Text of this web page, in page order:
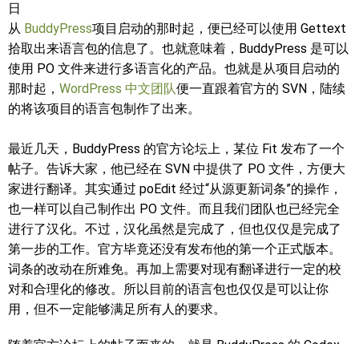
日
从 BuddyPress项目启动的那时起，便已经可以使用 Gettext
拾取出来语言包的信息了。也就意味着，BuddyPress 是可以
使用 PO 文件来进行多语言化的产品。也就是从项目启动的
那时起， WordPress 中文团队便一直跟着官方的 SVN，陆续
的将该项目的语言包制作了出来。
最近几天，BuddyPress 的官方论坛上，某位 Fit 发布了一个
帖子。告诉大家，他已经在 SVN 中提供了 PO 文件，方便大
家进行翻译。其实通过 poEdit 经过“从源更新词条”的操作，
也一样可以自己制作出 PO 文件。而且我们团队也已经完全
进行了汉化。不过，汉化虽然是完成了，但也仅仅是完成了
第一步的工作。官方毕竟还没有发布他的第一个正式版本。
词条的改动在所难免。再加上需要对现有翻译进行一定的校
对和合理化的修改。所以目前的语言包也仅仅是可以让你
用，但不一定能够满足所有人的要求。